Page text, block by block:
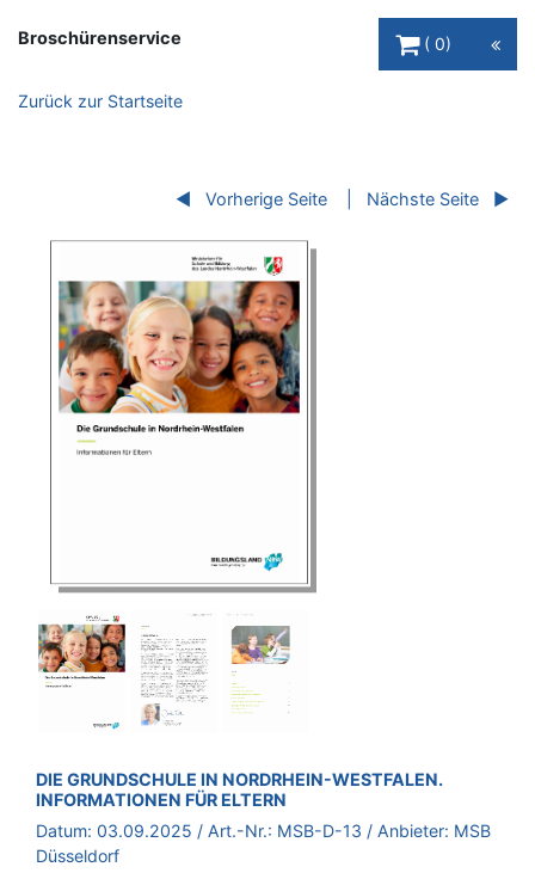
Broschürenservice
0
Zurück zur Startseite
Vorherige Seite Nächste Seite
BROSCHÜRE:
DIE GRUNDSCHULE IN NORDRHEIN-WESTFALEN.
INFORMATIONEN FÜR ELTERN
Datum: 03.09.2025 / Art.-Nr.: MSB-D-13 / Anbieter: MSB
Düsseldorf